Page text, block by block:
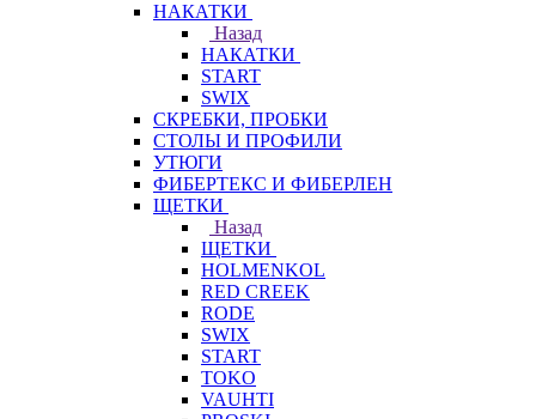
НАКАТКИ
Назад
НАКАТКИ
START
SWIX
СКРЕБКИ, ПРОБКИ
СТОЛЫ И ПРОФИЛИ
УТЮГИ
ФИБЕРТЕКС И ФИБЕРЛЕН
ЩЕТКИ
Назад
ЩЕТКИ
HOLMENKOL
RED CREEK
RODE
SWIX
START
TOKO
VAUHTI